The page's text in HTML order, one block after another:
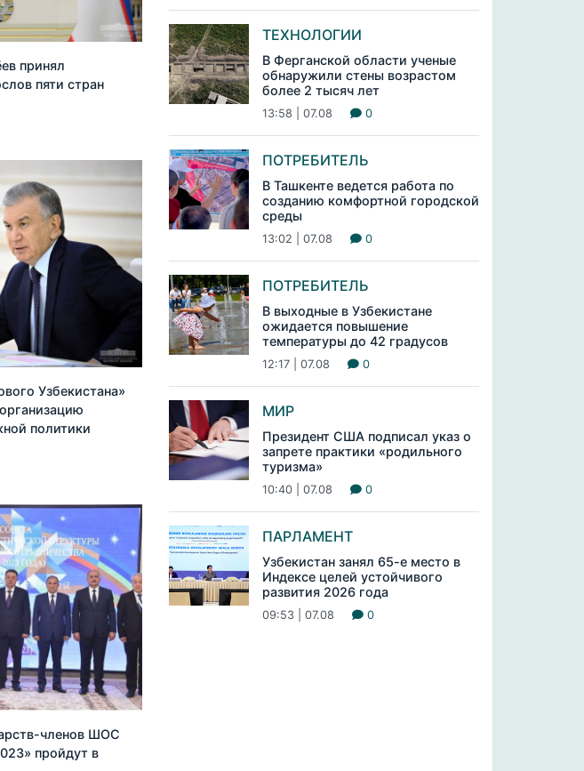
принял
пяти стран
Узбекистана»
политики
членов ШОС
пройдут в
ТЕХНОЛОГИИ
В Ферганской области ученые
обнаружили стены возрастом
более 2 тысяч лет
13:58 | 07.08 0
ПОТРЕБИТЕЛЬ
В Ташкенте ведется работа по
созданию комфортной городской
среды
13:02 | 07.08 0
ПОТРЕБИТЕЛЬ
В выходные в Узбекистане
ожидается повышение
температуры до 42 градусов
12:17 | 07.08 0
МИР
Президент США подписал указ о
запрете практики «родильного
туризма»
10:40 | 07.08 0
ПАРЛАМЕНТ
Узбекистан занял 65-е место в
Индексе целей устойчивого
развития 2026 года
09:53 | 07.08 0